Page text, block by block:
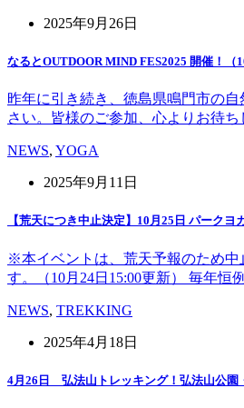
2025年9月26日
なるとOUTDOOR MIND FES2025 開催！（
昨年に引き続き、徳島県鳴門市の
さい。皆様のご参加、心よりお待
NEWS, YOGA
2025年9月11日
【荒天につき中止決定】10月25日 パークヨ
※本イベントは、荒天予報のため中
す。（10月24日15:00更新） 毎年
NEWS, TREKKING
2025年4月18日
4月26日 弘法山トレッキング！弘法山公園